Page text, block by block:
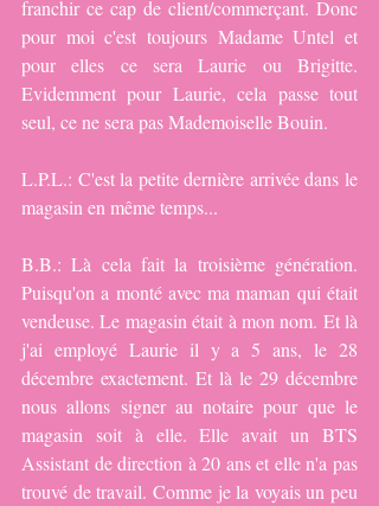
franchir ce cap de client/commerçant. Donc
pour moi c'est toujours Madame Untel et
pour elles ce sera Laurie ou Brigitte.
Evidemment pour Laurie, cela passe tout
seul, ce ne sera pas Mademoiselle Bouin.
L.P.L.: C'est la petite dernière arrivée dans le
magasin en même temps...
B.B.: Là cela fait la troisième génération.
Puisqu'on a monté avec ma maman qui était
vendeuse. Le magasin était à mon nom. Et là
j'ai employé Laurie il y a 5 ans, le 28
décembre exactement. Et là le 29 décembre
nous allons signer au notaire pour que le
magasin soit à elle. Elle avait un BTS
Assistant de direction à 20 ans et elle n'a pas
trouvé de travail. Comme je la voyais un peu